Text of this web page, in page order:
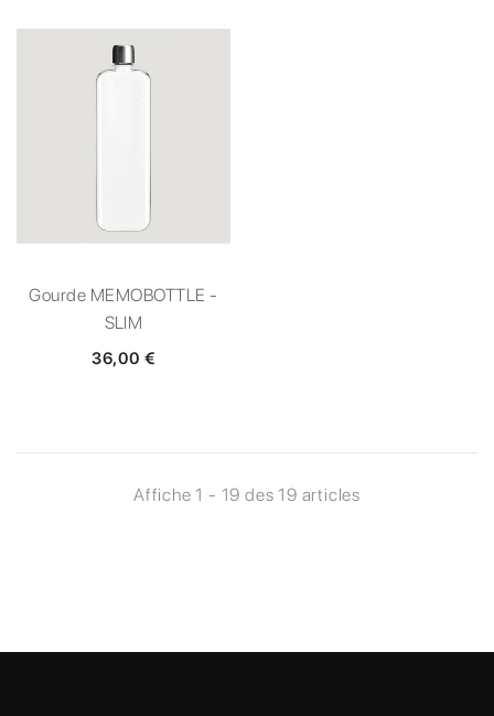
Gourde MEMOBOTTLE -
SLIM
36,00 €
Affiche 1 - 19 des 19 articles